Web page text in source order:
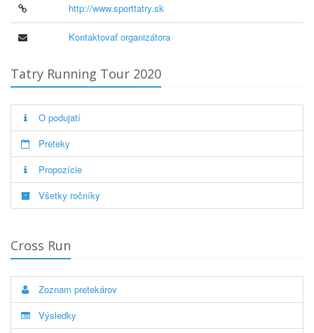
http://www.sporttatry.sk
Kontaktovať organizátora
Tatry Running Tour 2020
O podujatí
Preteky
Propozície
Všetky ročníky
Cross Run
Zoznam pretekárov
Výsledky